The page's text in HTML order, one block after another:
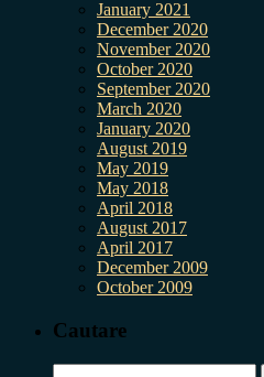
January 2021
December 2020
November 2020
October 2020
September 2020
March 2020
January 2020
August 2019
May 2019
May 2018
April 2018
August 2017
April 2017
December 2009
October 2009
Cautare